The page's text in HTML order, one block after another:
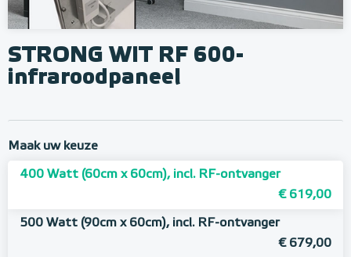
STRONG WIT RF 600-
infraroodpaneel
Maak uw keuze
400 Watt (60cm x 60cm), incl. RF-ontvanger
€ 619,00
500 Watt (90cm x 60cm), incl. RF-ontvanger
€ 679,00